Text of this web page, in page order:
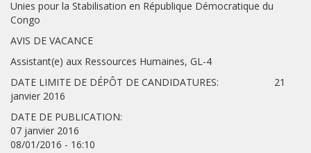
Unies pour la Stabilisation en République Démocratique du
Congo
AVIS DE VACANCE
Assistant(e) aux Ressources Humaines, GL-4
DATE LIMITE DE DÉPÔT DE CANDIDATURES: 21
janvier 2016
DATE DE PUBLICATION:
07 janvier 2016
08/01/2016 - 16:10